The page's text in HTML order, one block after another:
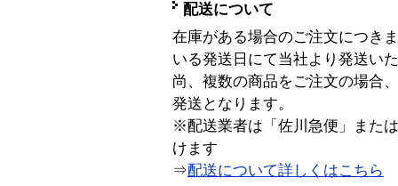
配送について
在庫がある場合のご注文につき
いる発送日にて当社より発送い
尚、複数の商品をご注文の場合
発送となります。
※配送業者は「佐川急便」また
けます
⇒配送について詳しくはこちら